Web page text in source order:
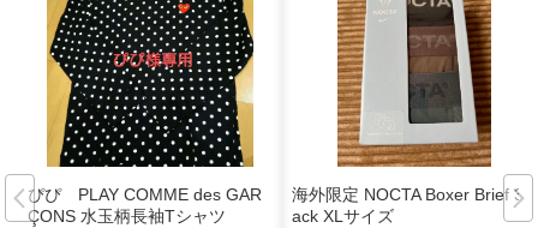
ぴぴ PLAY COMME des GAR
ÇONS 水玉柄長袖Tシャツ
海外限定 NOCTA Boxer Brief 3p
ack XLサイズ